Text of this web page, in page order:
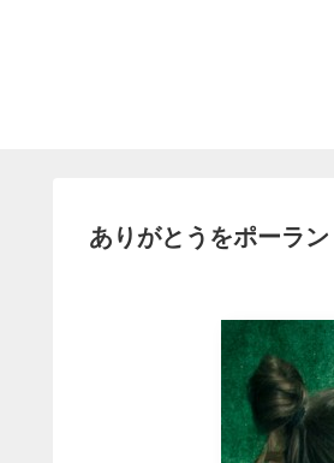
ありがとうをポーラ